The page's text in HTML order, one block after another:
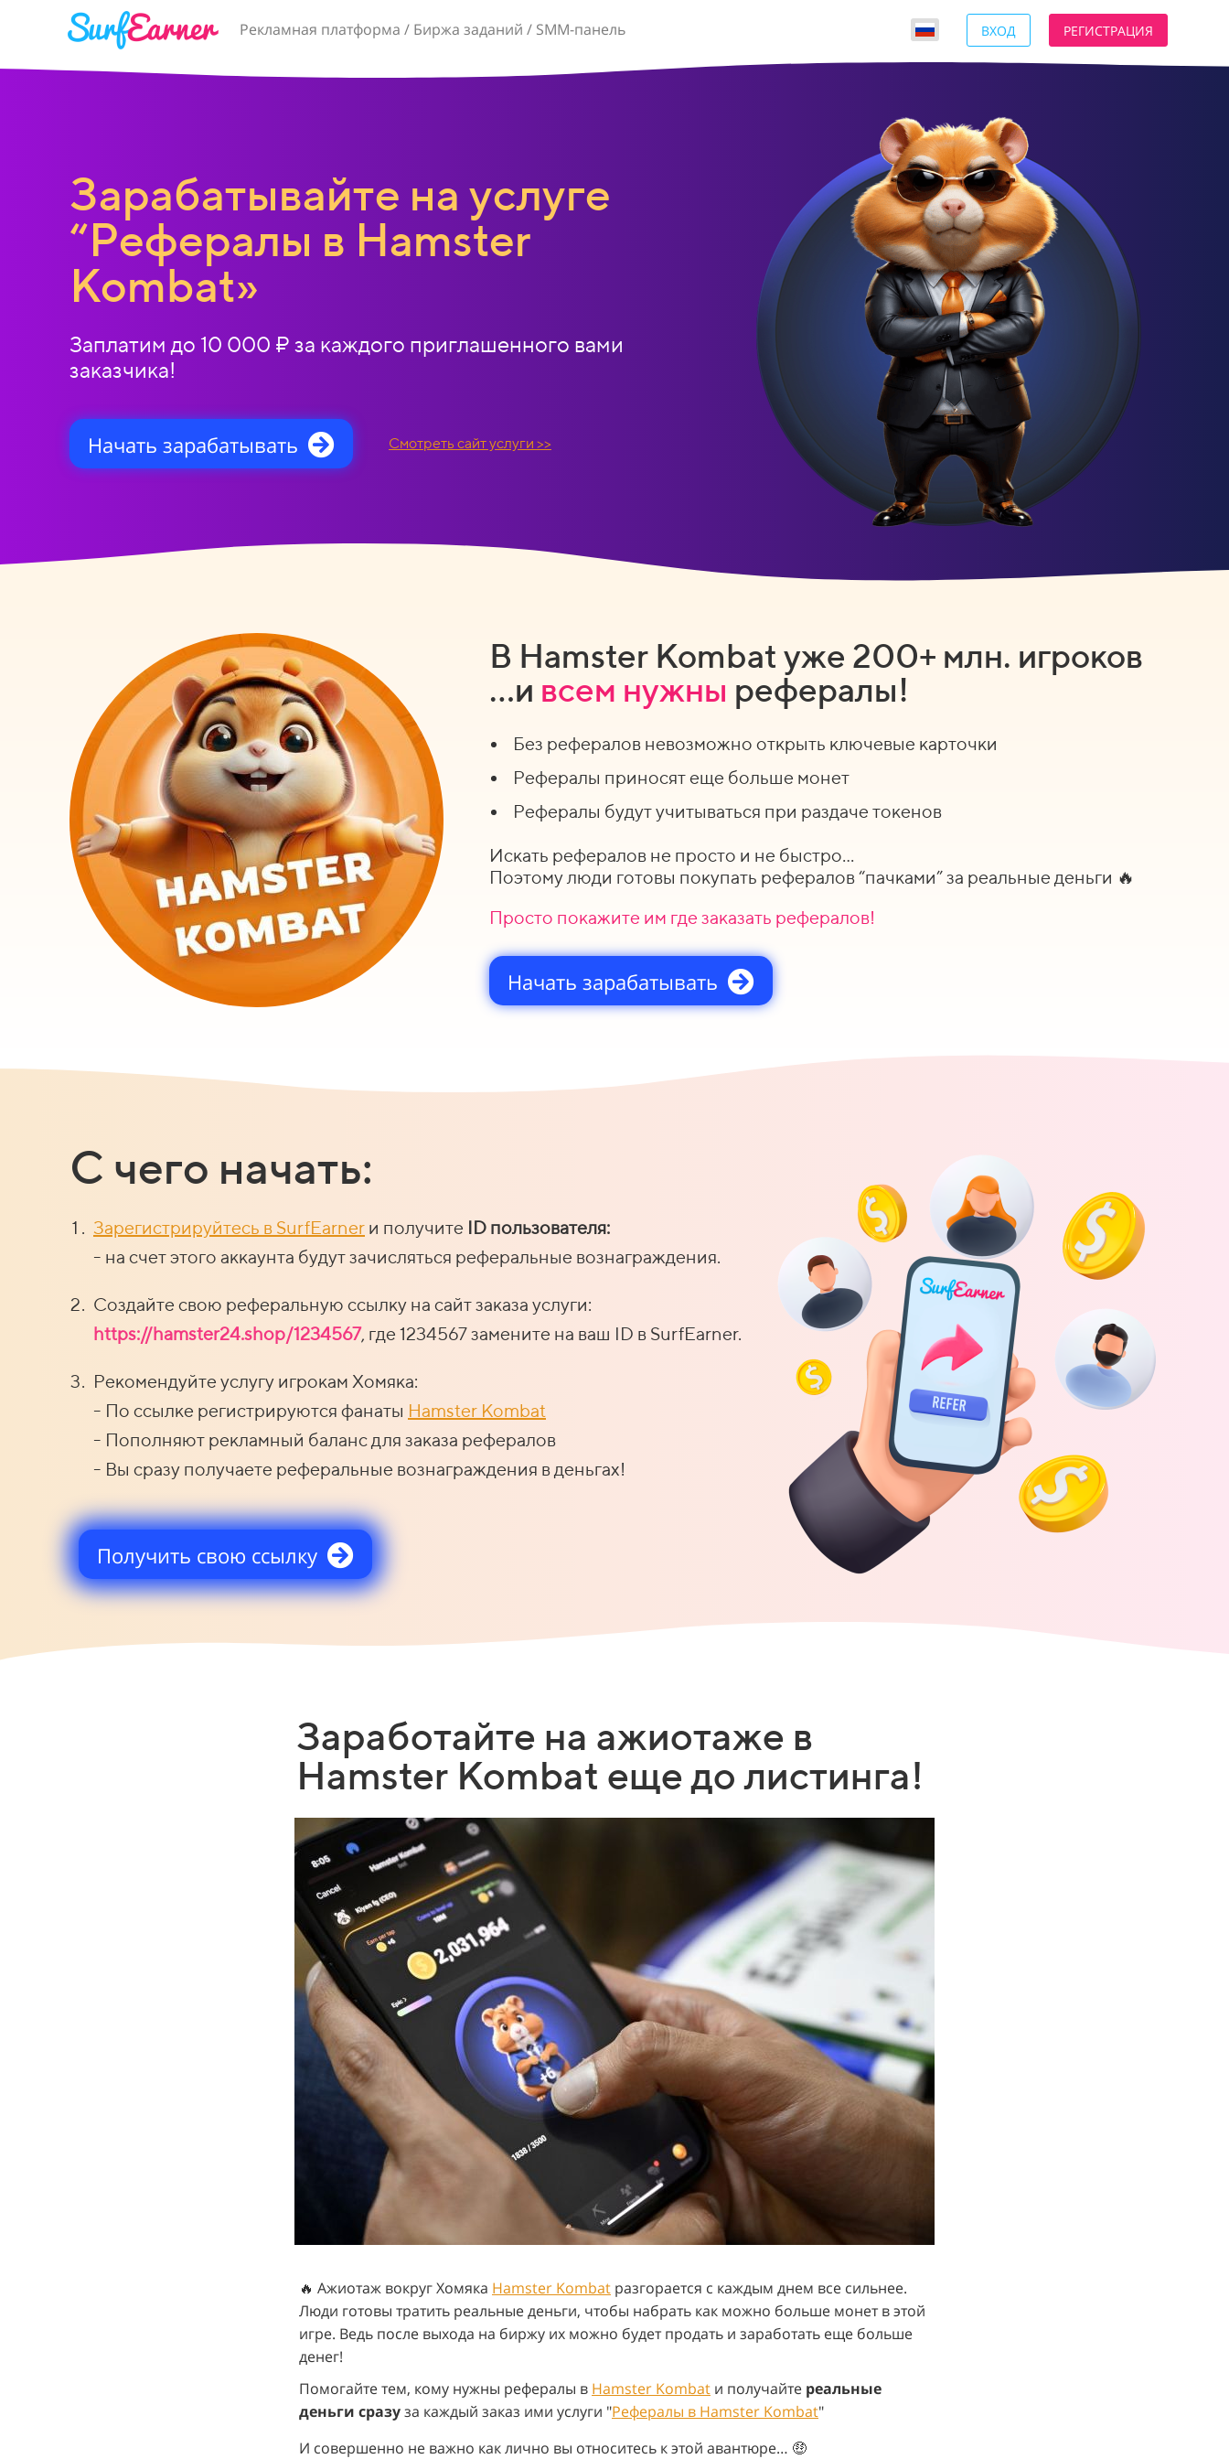
Рекламная платформа / Биржа заданий / SMM-панель ВХОД РЕГИСТРАЦИЯ
Зарабатывайте на услуге
“Рефералы в Hamster
Kombat»
Заплатим до 10 000 ₽ за каждого приглашенного вами
заказчика!
Начать зарабатывать Смотреть сайт услуги >>
В Hamster Kombat уже 200+ млн. игроков
…и всем нужны рефералы!
Без рефералов невозможно открыть ключевые карточки
Рефералы приносят еще больше монет
Рефералы будут учитываться при раздаче токенов
Искать рефералов не просто и не быстро…
Поэтому люди готовы покупать рефералов “пачками” за реальные деньги 🔥
Просто покажите им где заказать рефералов!
Начать зарабатывать
С чего начать:
Зарегистрируйтесь в SurfEarner и получите ID пользователя:
- на счет этого аккаунта будут зачисляться реферальные вознаграждения.
Создайте свою реферальную ссылку на сайт заказа услуги:
https://hamster24.shop/1234567, где 1234567 замените на ваш ID в SurfEarner.
Рекомендуйте услугу игрокам Хомяка:
- По ссылке регистрируются фанаты Hamster Kombat
- Пополняют рекламный баланс для заказа рефералов
- Вы сразу получаете реферальные вознаграждения в деньгах!
Получить свою ссылку
Заработайте на ажиотаже в
Hamster Kombat еще до листинга!
🔥 Ажиотаж вокруг Хомяка Hamster Kombat разгорается с каждым днем все сильнее.
Люди готовы тратить реальные деньги, чтобы набрать как можно больше монет в этой
игре. Ведь после выхода на биржу их можно будет продать и заработать еще больше
денег!
Помогайте тем, кому нужны рефералы в Hamster Kombat и получайте реальные
деньги сразуза каждый заказ ими услуги "Рефералы в Hamster Kombat"
И совершенно не важно как лично вы относитесь к этой авантюре… 🤑